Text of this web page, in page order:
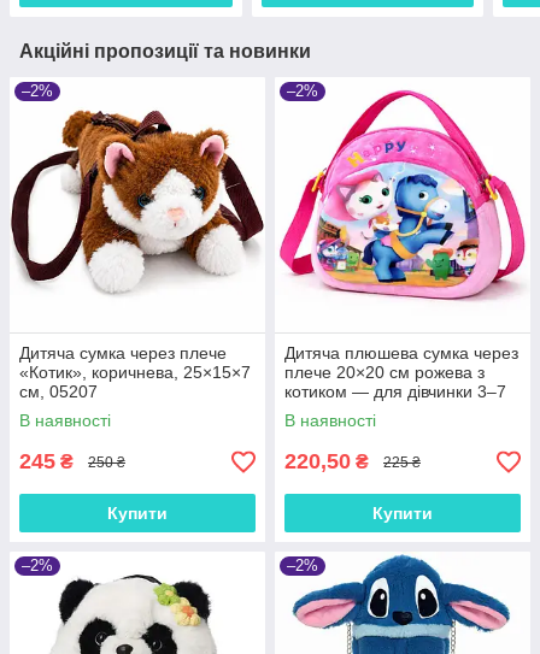
Акційні пропозиції та новинки
–2%
Дитяча сумка через плече
«Котик», коричнева, 25×15×7
см, 05207
В наявності
245 ₴ 250 ₴
Купити
–2%
Дитяча плюшева сумка через
плече 20×20 см рожева з
котиком — для дівчинки 3–7
років, на блискавці,
регульований ремінець
В наявності
220,50 ₴ 225 ₴
Купити
–2% –2%